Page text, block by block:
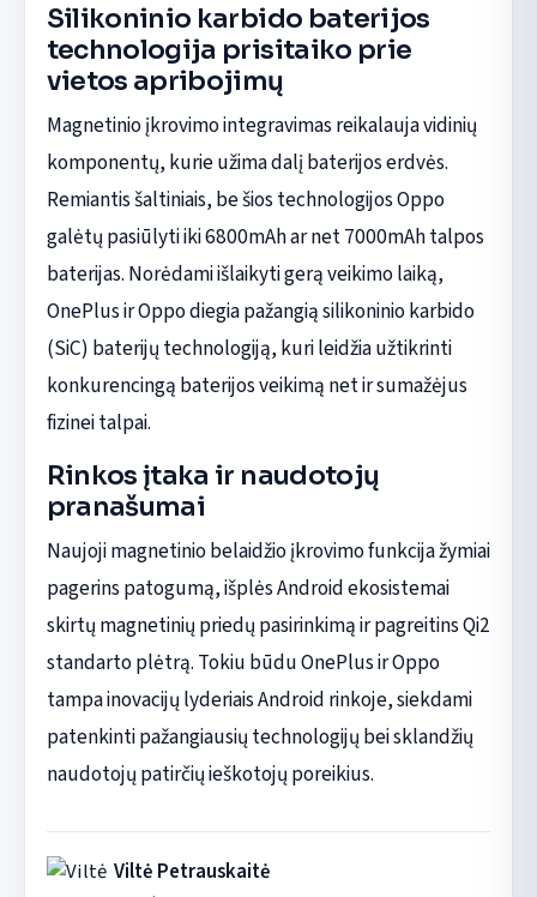
Silikoninio karbido baterijos
technologija prisitaiko prie
vietos apribojimų
Magnetinio įkrovimo integravimas reikalauja vidinių
komponentų, kurie užima dalį baterijos erdvės.
Remiantis šaltiniais, be šios technologijos Oppo
galėtų pasiūlyti iki 6800mAh ar net 7000mAh talpos
baterijas. Norėdami išlaikyti gerą veikimo laiką,
OnePlus ir Oppo diegia pažangią silikoninio karbido
(SiC) baterijų technologiją, kuri leidžia užtikrinti
konkurencingą baterijos veikimą net ir sumažėjus
fizinei talpai.
Rinkos įtaka ir naudotojų
pranašumai
Naujoji magnetinio belaidžio įkrovimo funkcija žymiai
pagerins patogumą, išplės Android ekosistemai
skirtų magnetinių priedų pasirinkimą ir pagreitins Qi2
standarto plėtrą. Tokiu būdu OnePlus ir Oppo
tampa inovacijų lyderiais Android rinkoje, siekdami
patenkinti pažangiausių technologijų bei sklandžių
naudotojų patirčių ieškotojų poreikius.
Viltė Petrauskaitė